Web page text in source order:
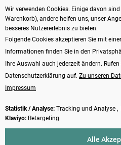
Service
Informationen
Zahlungsarten
Vertrag
Wir verwenden Cookies. Einige davon
Warenkorb), andere helfen uns, unser
besseres Nutzererlebnis zu bieten.
Folgende Cookies akzeptieren Sie mit
Informationen finden Sie in den
Ihre Auswahl auch jederzeit ändern.
Datenschutzerklärung auf. Zu unseren
Impressum
Statistik / Analyse: Tracking und Analyse ,
Klaviyo: Retargeting
Alle